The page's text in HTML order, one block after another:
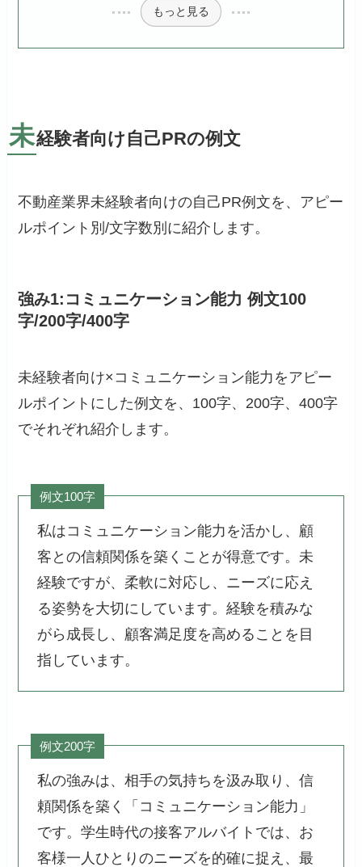
もっと見る
未経験者向け自己PRの例文
不動産業界未経験者向けの自己PR例文を、アピー
ルポイント別/文字数別に紹介します。
強み1:コミュニケーション能力 例文100
字/200字/400字
未経験者向け×コミュニケーション能力をアピー
ルポイントにした例文を、100字、200字、400字
でそれぞれ紹介します。
例文100字
私はコミュニケーション能力を活かし、顧
客との信頼関係を築くことが得意です。未
経験ですが、柔軟に対応し、ニーズに応え
る姿勢を大切にしています。経験を積みな
がら成長し、顧客満足度を高めることを目
指しています。
例文200字
私の強みは、相手の気持ちを汲み取り、信
頼関係を築く「コミュニケーション能力」
です。学生時代の接客アルバイトでは、お
客様一人ひとりのニーズを的確に捉え、最